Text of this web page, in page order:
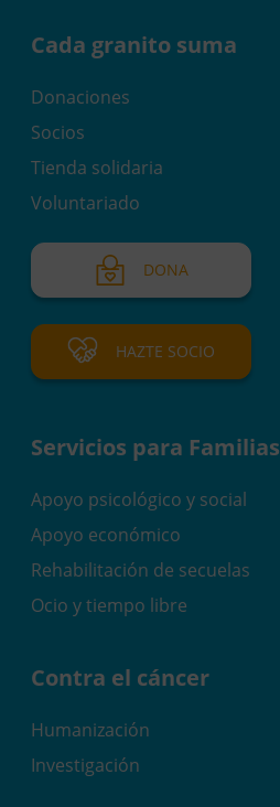
Cada granito suma
Donaciones
Socios
Tienda solidaria
Voluntariado
DONA
HAZTE SOCIO
Servicios para Familias
Apoyo psicológico y social
Apoyo económico
Rehabilitación de secuelas
Ocio y tiempo libre
Contra el cáncer
Humanización
Investigación